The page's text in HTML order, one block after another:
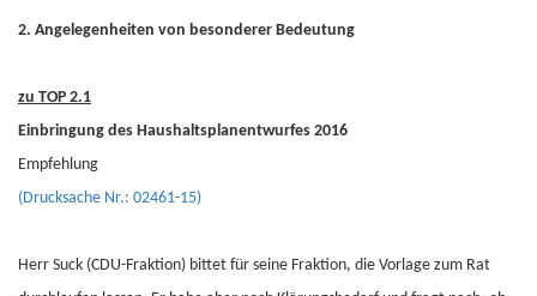
2. Angelegenheiten von besonderer Bedeutung
zu TOP 2.1
Einbringung des Haushaltsplanentwurfes 2016
Empfehlung
(Drucksache Nr.: 02461-15)
Herr Suck (CDU-Fraktion) bittet für seine Fraktion, die Vorlage zum Rat